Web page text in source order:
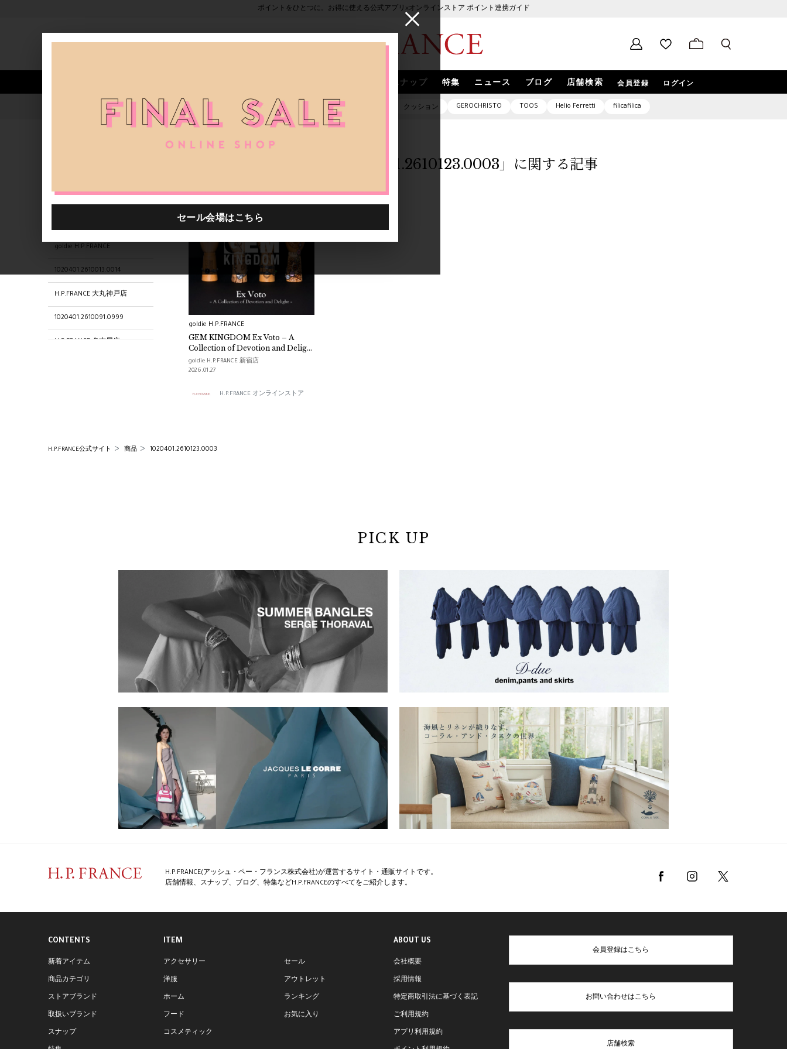
ポイントをひとつに。お得に使える公式アプリ×オンラインストア ポイント連携ガイド
スナップ 特集 ニュース ブログ 店舗検索 会員登録 ログイン
人気ワード セール 40th限定 ピアス バッグ クッション GEROCHRISTO TOOS Helio Ferretti filicafilica
goldie H.P.FRANCE
1020401.2610013.0014
H.P.FRANCE 大丸神戸店
1020401.2610091.0999
「1020401.2610123.0003」に関する記事
goldie H.P.FRANCE
GEM KINGDOM Ex Voto – A
Collection of Devotion and Delight
–
goldie H.P.FRANCE 新宿店
2026.01.27
H.P.FRANCE オンラインストア
H.P.FRANCE公式サイト 商品 1020401.2610123.0003
PICK UP
H.P.FRANCE(アッシュ・ペー・フランス株式会社)が運営するサイト・通販サイトです。
店舗情報、スナップ、ブログ、特集などH.P.FRANCEのすべてをご紹介します。
CONTENTS
新着アイテム
商品カテゴリ
ストアブランド
取扱いブランド
スナップ
ITEM
アクセサリー
洋服
ホーム
フード
コスメティック
セール
アウトレット
ランキング
お気に入り
ABOUT US
会社概要
採用情報
特定商取引法に基づく表記
ご利用規約
アプリ利用規約
会員登録はこちら
お問い合わせはこちら
店舗検索